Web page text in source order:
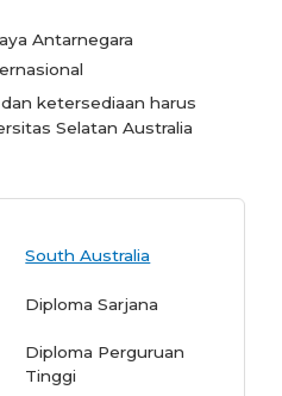
Antarnegara
ketersediaan harus
Selatan Australia
South Australia
Diploma Sarjana
Diploma Perguruan
Tinggi